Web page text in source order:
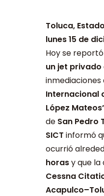
Toluca,
lunes 15 de
Hoy se
un jet privado
inmediaciones
Internacional
López
de San Pedro
SICT informó
ocurrió
horasy que la
Cessna